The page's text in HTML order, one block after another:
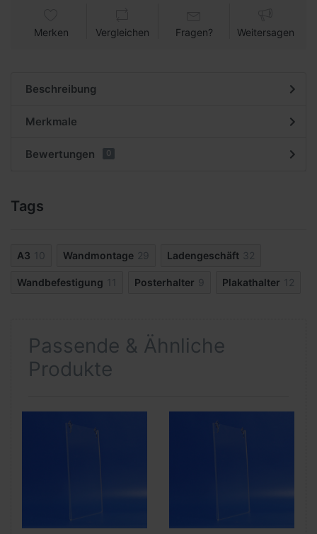
Merken Vergleichen Fragen? Weitersagen
Beschreibung
Merkmale
Bewertungen 0
Tags
A3 10 Wandmontage 29 Ladengeschäft 32
Wandbefestigung 11 Posterhalter 9 Plakathalter 12
Passende & Ähnliche
Produkte